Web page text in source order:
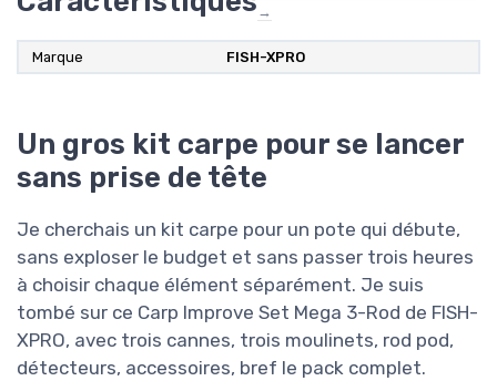
→
Marque FISH-XPRO
Un gros kit carpe pour se lancer
sans prise de tête
Je cherchais un kit carpe pour un pote qui débute,
sans exploser le budget et sans passer trois heures
à choisir chaque élément séparément. Je suis
tombé sur ce Carp Improve Set Mega 3-Rod de FISH-
XPRO, avec trois cannes, trois moulinets, rod pod,
détecteurs, accessoires, bref le pack complet.